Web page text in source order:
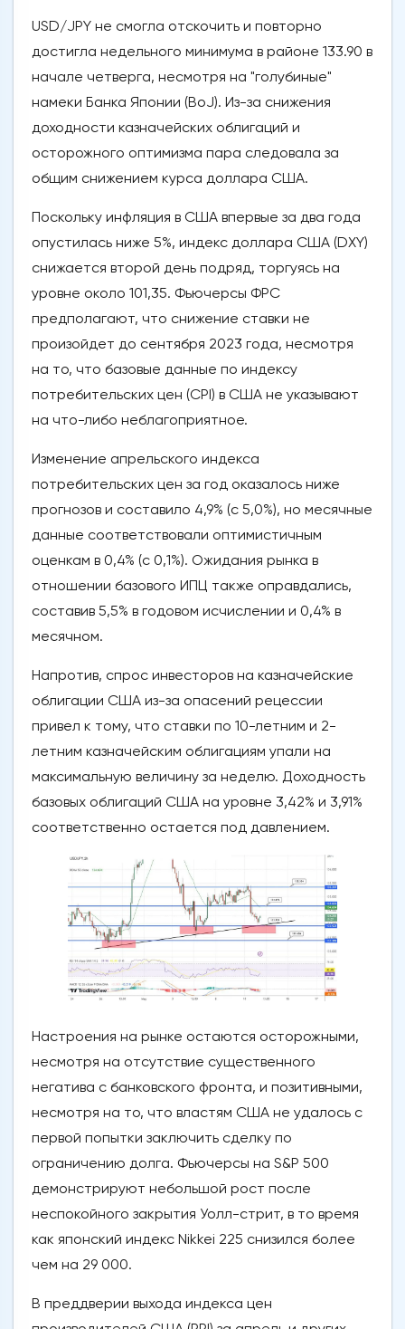
USD/JPY не смогла отскочить и повторно
достигла недельного минимума в районе 133.90 в
начале четверга, несмотря на "голубиные"
намеки Банка Японии (BoJ). Из-за снижения
доходности казначейских облигаций и
осторожного оптимизма пара следовала за
общим снижением курса доллара США.
Поскольку инфляция в США впервые за два года
опустилась ниже 5%, индекс доллара США (DXY)
снижается второй день подряд, торгуясь на
уровне около 101,35. Фьючерсы ФРС
предполагают, что снижение ставки не
произойдет до сентября 2023 года, несмотря
на то, что базовые данные по индексу
потребительских цен (CPI) в США не указывают
на что-либо неблагоприятное.
Изменение апрельского индекса
потребительских цен за год оказалось ниже
прогнозов и составило 4,9% (с 5,0%), но месячные
данные соответствовали оптимистичным
оценкам в 0,4% (с 0,1%). Ожидания рынка в
отношении базового ИПЦ также оправдались,
составив 5,5% в годовом исчислении и 0,4% в
месячном.
Напротив, спрос инвесторов на казначейские
облигации США из-за опасений рецессии
привел к тому, что ставки по 10-летним и 2-
летним казначейским облигациям упали на
максимальную величину за неделю. Доходность
базовых облигаций США на уровне 3,42% и 3,91%
соответственно остается под давлением.
Настроения на рынке остаются осторожными,
несмотря на отсутствие существенного
негатива с банковского фронта, и позитивными,
несмотря на то, что властям США не удалось с
первой попытки заключить сделку по
ограничению долга. Фьючерсы на S&P 500
демонстрируют небольшой рост после
неспокойного закрытия Уолл-стрит, в то время
как японский индекс Nikkei 225 снизился более
чем на 29 000.
В преддверии выхода индекса цен